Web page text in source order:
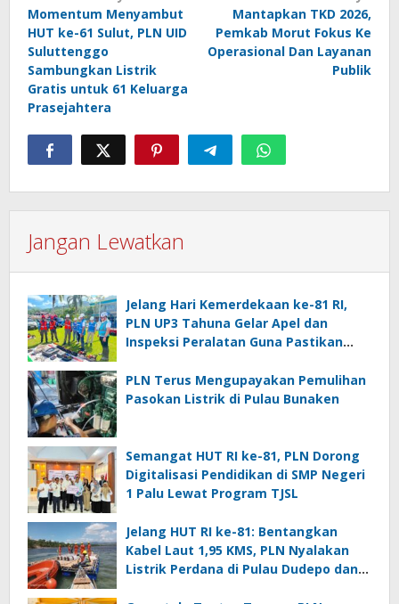
pos
Momentum Menyambut
HUT ke-61 Sulut, PLN UID
Suluttenggo
Sambungkan Listrik
Gratis untuk 61 Keluarga
Prasejahtera
Mantapkan TKD 2026,
Pemkab Morut Fokus Ke
Operasional Dan Layanan
Publik
Jangan Lewatkan
Jelang Hari Kemerdekaan ke-81 RI,
PLN UP3 Tahuna Gelar Apel dan
Inspeksi Peralatan Guna Pastikan
Utara
PLN Terus Mengupayakan Pemulihan
Pasokan Listrik di Pulau Bunaken
Semangat HUT RI ke-81, PLN Dorong
Digitalisasi Pendidikan di SMP Negeri
1 Palu Lewat Program TJSL
Jelang HUT RI ke-81: Bentangkan
Kabel Laut 1,95 KMS, PLN Nyalakan
Listrik Perdana di Pulau Dudepo dan